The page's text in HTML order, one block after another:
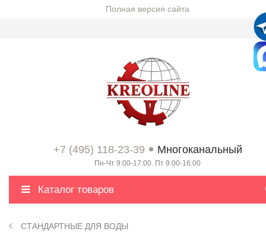
Полная версия сайта
+7 (495) 118-23-39 Многоканальный
Пн-Чт 9:00-17:00. Пт 9:00-16:00
Каталог товаров
СТАНДАРТНЫЕ ДЛЯ ВОДЫ